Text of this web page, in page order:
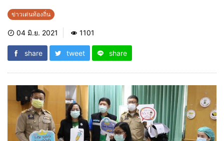
ข่าวเด่นท้องถิ่น
04 มิ.ย. 2021 1101
share tweet share